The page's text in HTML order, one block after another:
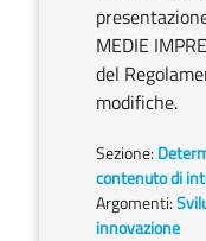
MEDIE
del
modifiche.
Sezione:
contenuto di
Argomenti:
innovazione